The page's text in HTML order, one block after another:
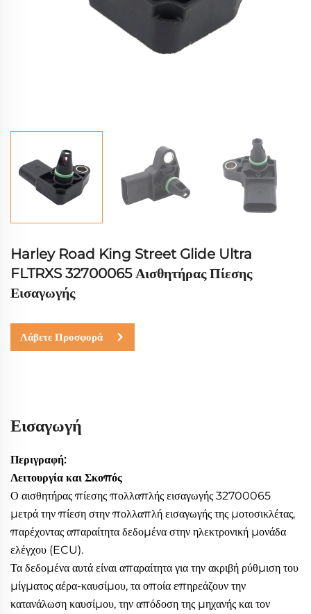
Harley Road King Street Glide Ultra
FLTRXS 32700065 Αισθητήρας Πίεσης
Εισαγωγής
Λάβετε Προσφορά
Εισαγωγή
Περιγραφή:
Λειτουργία και Σκοπός
Ο αισθητήρας πίεσης πολλαπλής εισαγωγής 32700065
μετρά την πίεση στην πολλαπλή εισαγωγής της μοτοσικλέτας,
παρέχοντας απαραίτητα δεδομένα στην ηλεκτρονική μονάδα
ελέγχου (ECU).
Τα δεδομένα αυτά είναι απαραίτητα για την ακριβή ρύθμιση του
μίγματος αέρα-καυσίμου, τα οποία επηρεάζουν την
κατανάλωση καυσίμου, την απόδοση της μηχανής και τον